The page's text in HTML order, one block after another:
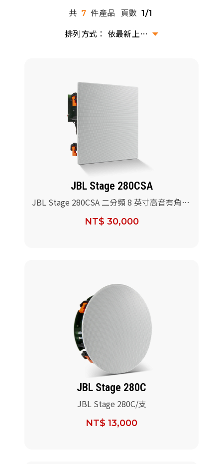
共 7 件產品 頁數 1/1
依最新上架排序
JBL Stage 280CSA
JBL Stage 280CSA 二分頻 8 英寸高音有角度
NT$ 30,000
JBL Stage 280C
JBL Stage 280C/支
NT$ 13,000